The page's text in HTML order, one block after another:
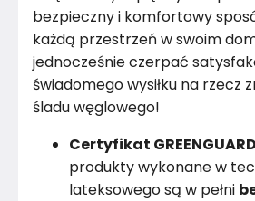
bezpieczny i komfortowy
każdą przestrzeń w swoim
jednocześnie czerpać
świadomego wysiłku na rzecz
śladu węglowego!
Certyfikat GREENGUARD
produkty wykonane w
lateksowego są w pełni